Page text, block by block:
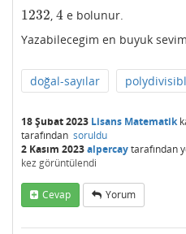
1232
1232 ,4
4 e bolunur.
Yazabilecegim en buyuk
doğal-sayılar
18 Şubat 2023 Lisans Matematik
tarafından soruldu
2 Kasım 2023alpercaytarafından
kez görüntülendi
Cevap Yorum